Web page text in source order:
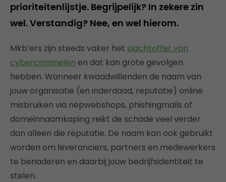
prioriteitenlijstje. Begrijpelijk? In zekere zin
wel. Verstandig? Nee, en wel hierom.
Mkb’ers zijn steeds vaker het slachtoffer van
cybercriminelen en dat kan grote gevolgen
hebben. Wanneer kwaadwillenden de naam van
jouw organisatie (en inderdaad, reputatie) online
misbruiken via nepwebshops, phishingmails of
domeinnaamkaping reikt de schade veel verder
dan alleen die reputatie. De naam kan ook gebruikt
worden om leveranciers, partners en medewerkers
te benaderen en daarbij jouw bedrijfsidentiteit te
stelen.